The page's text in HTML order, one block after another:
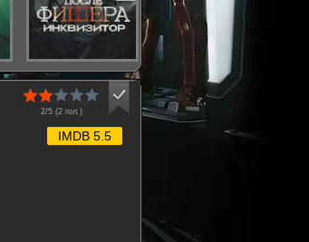
2/5 (2гол.)
IMDB 5.5